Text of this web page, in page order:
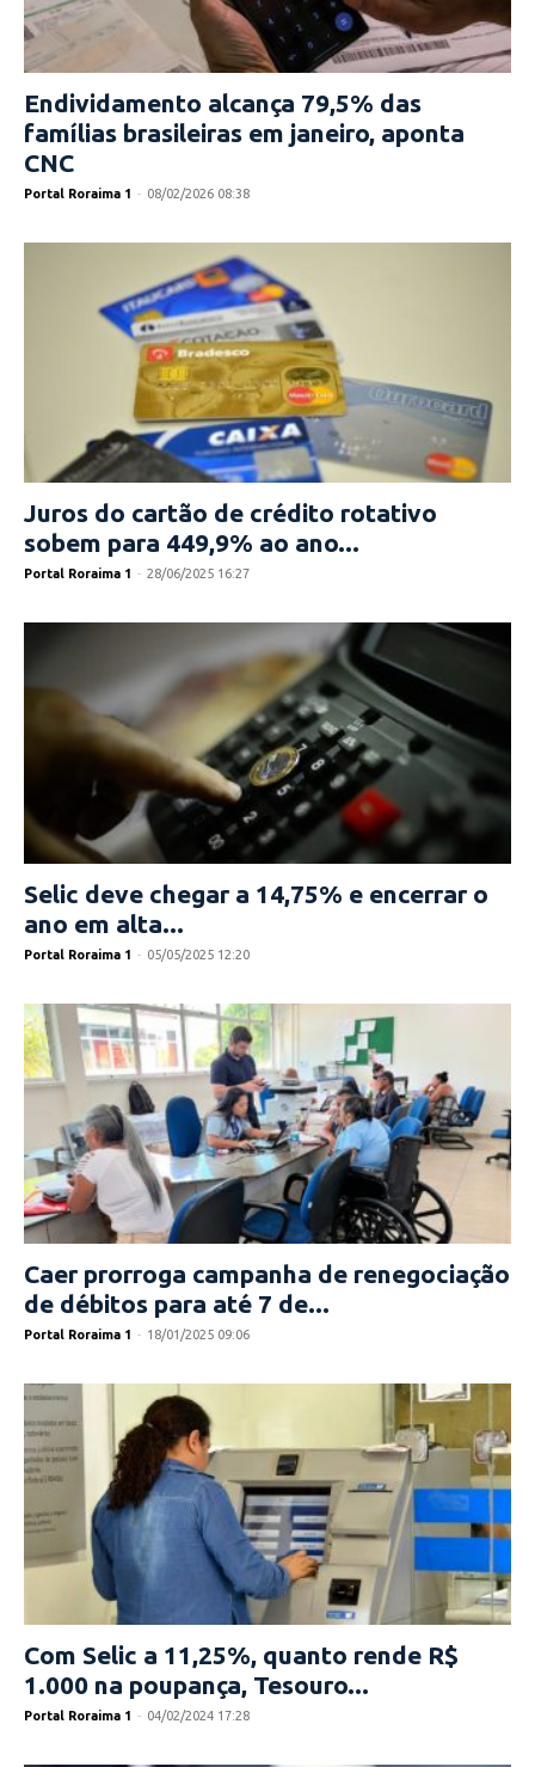
Endividamento alcança 79,5% das
famílias brasileiras em janeiro, aponta
CNC
Portal Roraima 1 - 08/02/2026 08:38
Juros do cartão de crédito rotativo
sobem para 449,9% ao ano...
Portal Roraima 1 - 28/06/2025 16:27
Selic deve chegar a 14,75% e encerrar o
ano em alta...
Portal Roraima 1 - 05/05/2025 12:20
Caer prorroga campanha de renegociação
de débitos para até 7 de...
Portal Roraima 1 - 18/01/2025 09:06
Com Selic a 11,25%, quanto rende R$
1.000 na poupança, Tesouro...
Portal Roraima 1 - 04/02/2024 17:28